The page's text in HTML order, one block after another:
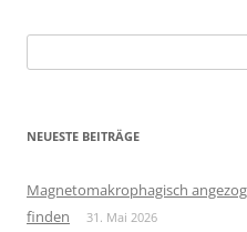
nach:
NEUESTE BEITRÄGE
Magnetomakrophagisch
finden
31. Mai 2026